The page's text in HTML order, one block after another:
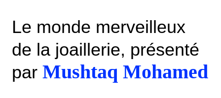
Le monde merveilleux
de la joaillerie, présenté
par Mushtaq Mohamed